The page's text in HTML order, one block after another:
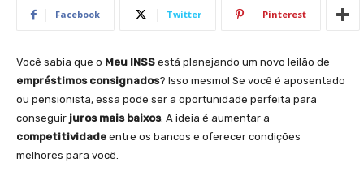
Facebook Twitter Pinterest
Você sabia que o Meu INSS está planejando um novo leilão de
empréstimos consignados? Isso mesmo! Se você é aposentado
ou pensionista, essa pode ser a oportunidade perfeita para
conseguir juros mais baixos. A ideia é aumentar a
competitividade entre os bancos e oferecer condições
melhores para você.